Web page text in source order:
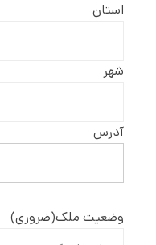
استان
شهر
آدرس
وضعیت ملک(ضروری)